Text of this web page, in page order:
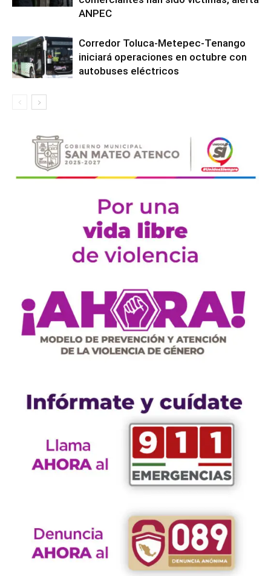
ANPEC
Corredor Toluca-Metepec-Tenango
iniciará operaciones en octubre con
autobuses eléctricos